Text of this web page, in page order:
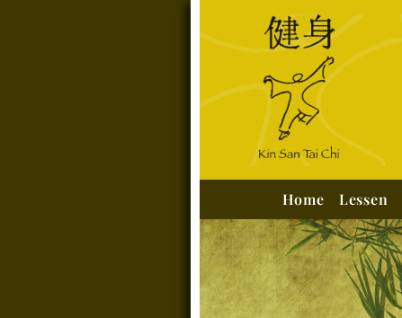
Home Lessen